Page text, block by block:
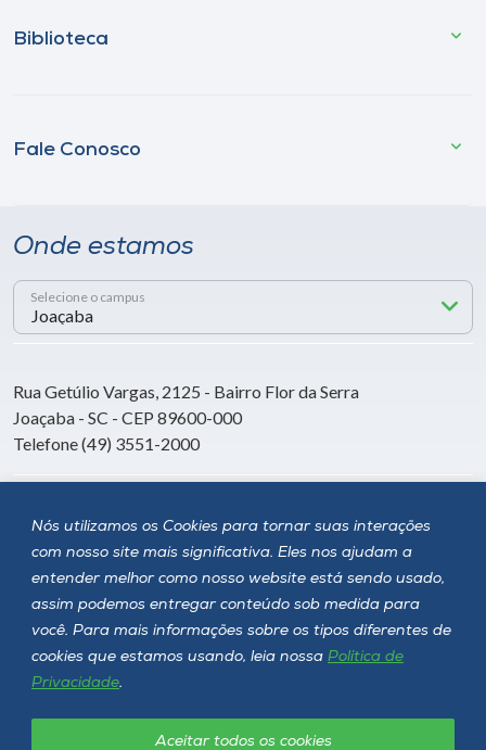
Nós utilizamos os Cookies para tornar suas interações
com nosso site mais significativa. Eles nos ajudam a
entender melhor como nosso website está sendo usado,
assim podemos entregar conteúdo sob medida para
você. Para mais informações sobre os tipos diferentes de
cookies que estamos usando, leia nossa Política de
Privacidade.
Aceitar todos os cookies
Biblioteca
Fale Conosco
Onde estamos
Selecione o campus
Rua Getúlio Vargas, 2125 - Bairro Flor da Serra
Joaçaba - SC - CEP 89600-000
Telefone (49) 3551-2000
Siga a Unoesc